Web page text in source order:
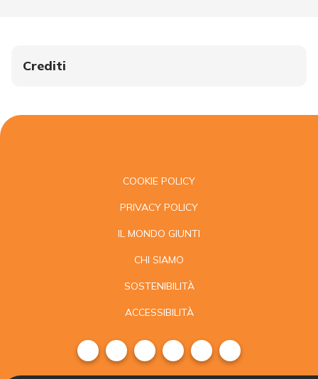
Crediti
COOKIE POLICY
PRIVACY POLICY
IL MONDO GIUNTI
CHI SIAMO
SOSTENIBILITÀ
ACCESSIBILITÀ